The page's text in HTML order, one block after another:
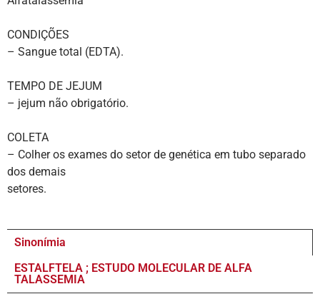
CONDIÇÕES
– Sangue total (EDTA).
TEMPO DE JEJUM
– jejum não obrigatório.
COLETA
– Colher os exames do setor de genética em tubo separado
dos demais
setores.
Sinonímia
ESTALFTELA ; ESTUDO MOLECULAR DE ALFA
TALASSEMIA